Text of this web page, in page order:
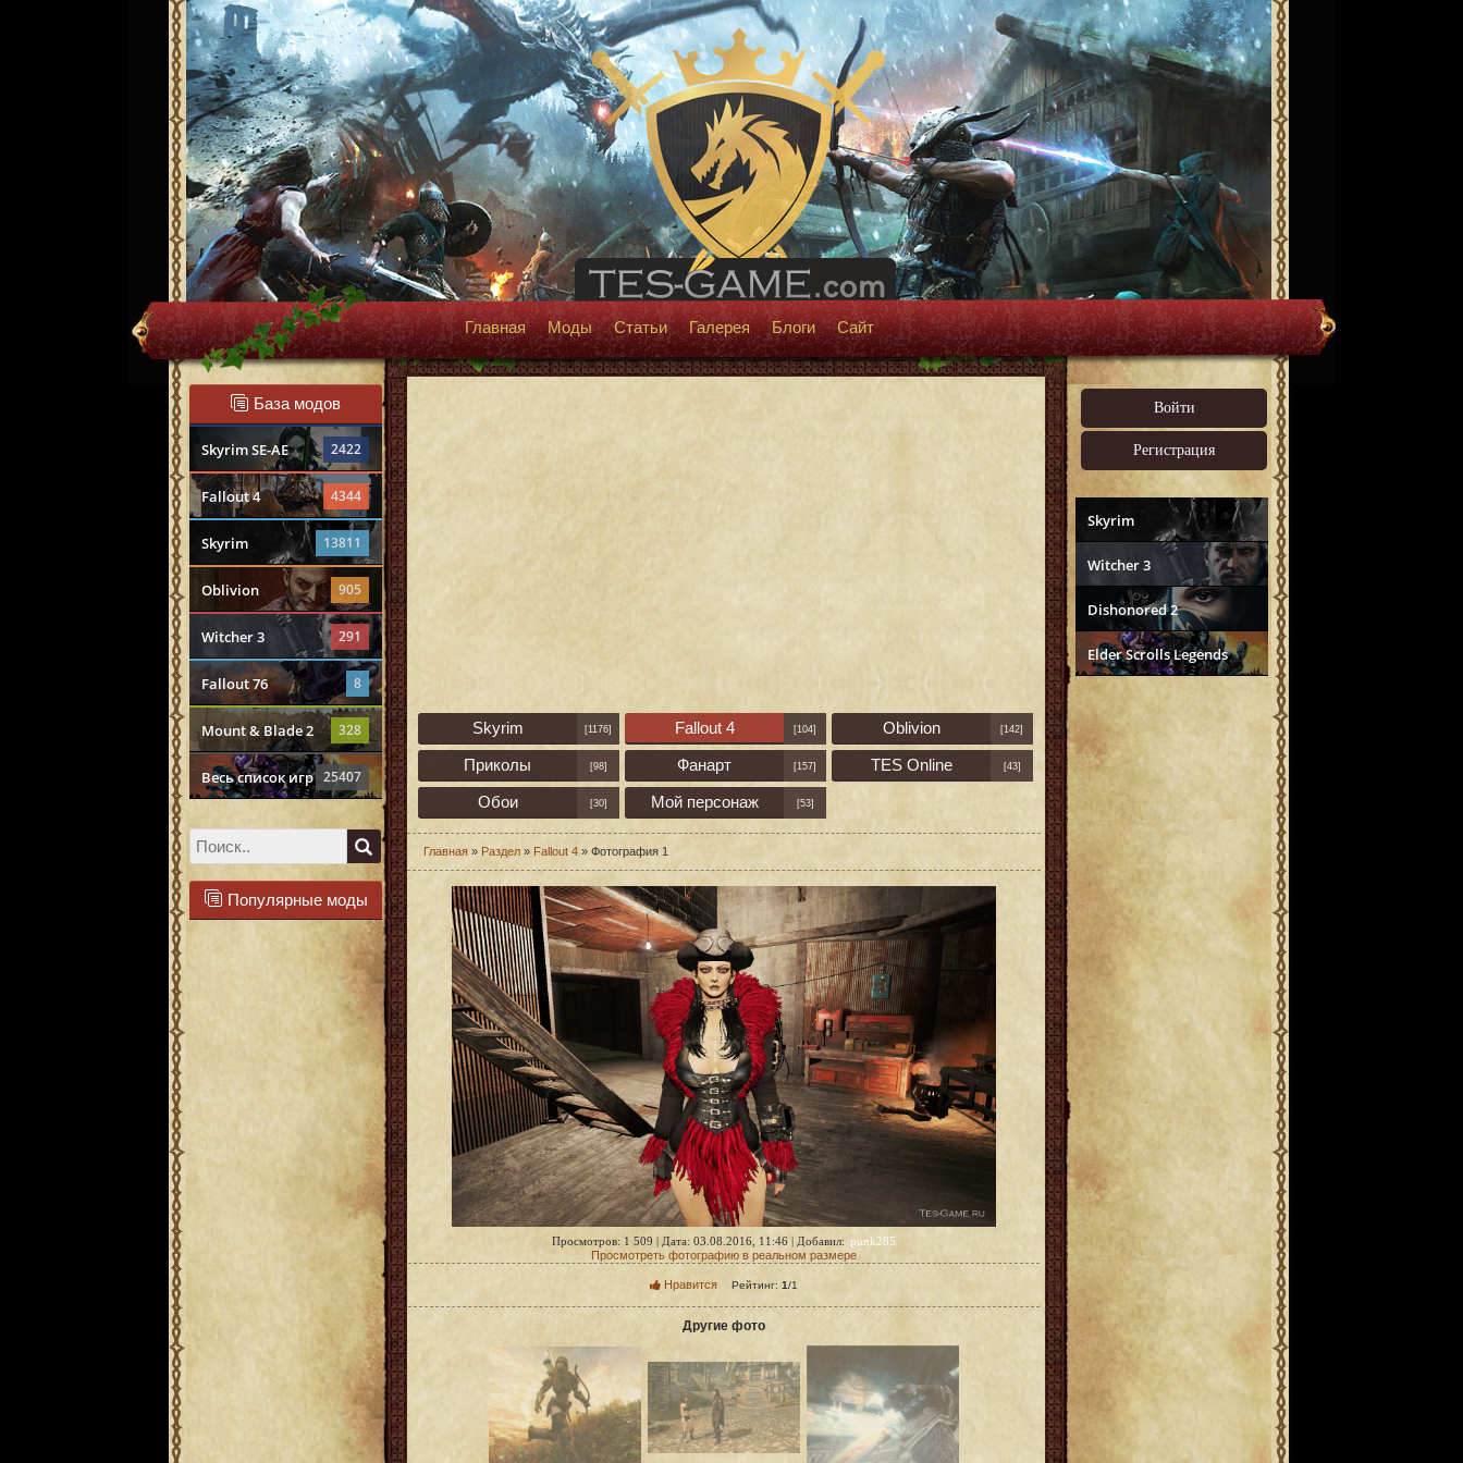
Главная Моды Статьи Галерея Блоги Сайт
База модов
Skyrim SE-AE 2422
Fallout 4 4344
Skyrim 13811
Oblivion 905
Witcher 3 291
Fallout 76 8
Mount & Blade 2 328
Весь список игр 25407
Популярные моды
Войти
Регистрация
Skyrim
Witcher 3
Dishonored 2
Elder Scrolls Legends
Skyrim [1176] Fallout 4 [104] Oblivion [142]
Приколы [98] Фанарт [157] TES Online [43]
Обои [30] Мой персонаж [53]
Главная » Раздел » Fallout 4 » Фотография 1
Просмотров: 1 509 | Дата: 03.08.2016, 11:46 | Добавил: punk285
Просмотреть фотографию в реальном размере
Нравится Рейтинг: 1/1
Другие фото